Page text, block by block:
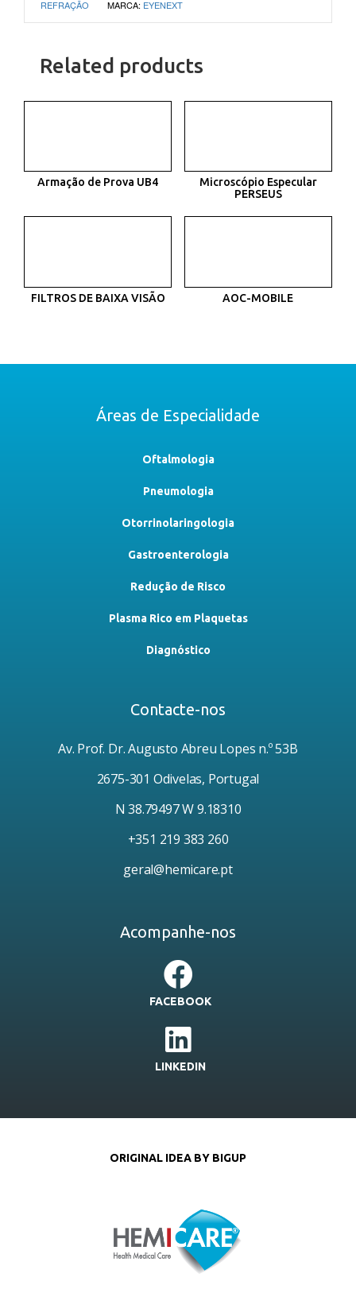
REFRAÇÃO
MARCA: EYENEXT
Related products
Armação de Prova UB4
Microscópio Especular
PERSEUS
FILTROS DE BAIXA VISÃO AOC-MOBILE
Áreas de Especialidade
Oftalmologia
Pneumologia
Otorrinolaringologia
Gastroenterologia
Redução de Risco
Plasma Rico em Plaquetas
Diagnóstico
Contacte-nos
Av. Prof. Dr. Augusto Abreu Lopes n.º 53B
2675-301 Odivelas, Portugal
N 38.79497 W 9.18310
+351 219 383 260
geral@hemicare.pt
Acompanhe-nos
FACEBOOK
LINKEDIN
ORIGINAL IDEA BY BIGUP